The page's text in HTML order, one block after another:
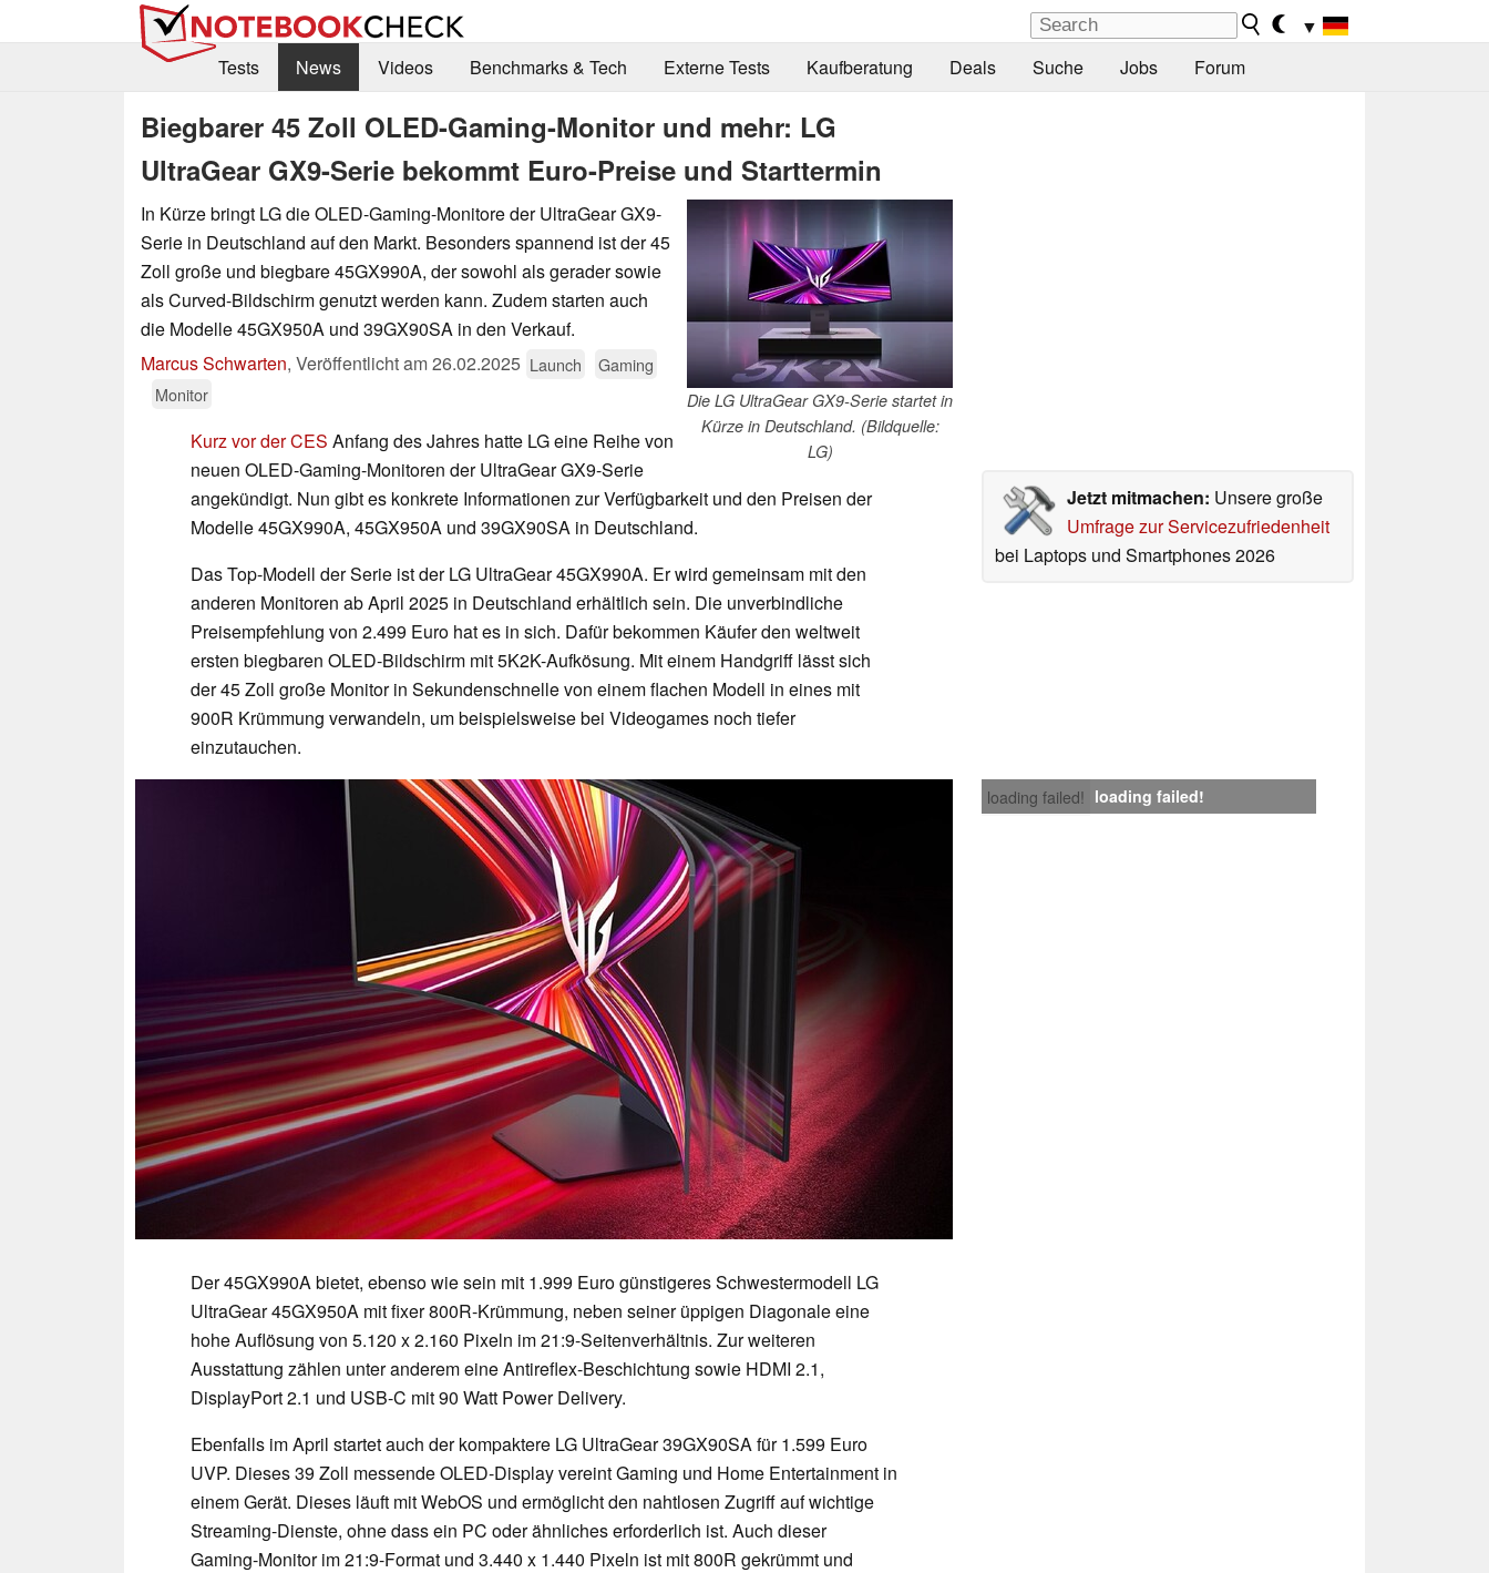
▼
Tests
News Videos Benchmarks & Tech Externe Tests Kaufberatung Deals Suche Jobs Forum
Biegbarer 45 Zoll OLED-Gaming-Monitor und mehr: LG
UltraGear GX9-Serie bekommt Euro-Preise und Starttermin
Die LG UltraGear GX9-Serie startet in
Kürze in Deutschland. (Bildquelle:
LG)
In Kürze bringt LG die OLED-Gaming-Monitore der UltraGear GX9-
Serie in Deutschland auf den Markt. Besonders spannend ist der 45
Zoll große und biegbare 45GX990A, der sowohl als gerader sowie
als Curved-Bildschirm genutzt werden kann. Zudem starten auch
die Modelle 45GX950A und 39GX90SA in den Verkauf.
Marcus Schwarten, Veröffentlicht am26.02.2025 Launch
Gaming
Monitor
Jetzt mitmachen: Unsere große
Umfrage zur Servicezufriedenheit
bei Laptops und Smartphones 2026
Kurz vor der CES Anfang des Jahres hatte LG eine Reihe von
neuen OLED-Gaming-Monitoren der UltraGear GX9-Serie
angekündigt. Nun gibt es konkrete Informationen zur Verfügbarkeit und den Preisen der
Modelle 45GX990A, 45GX950A und 39GX90SA in Deutschland.
Das Top-Modell der Serie ist der LG UltraGear 45GX990A. Er wird gemeinsam mit den
anderen Monitoren ab April 2025 in Deutschland erhältlich sein. Die unverbindliche
Preisempfehlung von 2.499 Euro hat es in sich. Dafür bekommen Käufer den weltweit
ersten biegbaren OLED-Bildschirm mit 5K2K-Aufkösung. Mit einem Handgriff lässt sich
der 45 Zoll große Monitor in Sekundenschnelle von einem flachen Modell in eines mit
900R Krümmung verwandeln, um beispielsweise bei Videogames noch tiefer
einzutauchen.
loading failed! loading failed!
Der 45GX990A bietet, ebenso wie sein mit 1.999 Euro günstigeres Schwestermodell LG
UltraGear 45GX950A mit fixer 800R-Krümmung, neben seiner üppigen Diagonale eine
hohe Auflösung von 5.120 x 2.160 Pixeln im 21:9-Seitenverhältnis. Zur weiteren
Ausstattung zählen unter anderem eine Antireflex-Beschichtung sowie HDMI 2.1,
DisplayPort 2.1 und USB-C mit 90 Watt Power Delivery.
Ebenfalls im April startet auch der kompaktere LG UltraGear 39GX90SA für 1.599 Euro
UVP. Dieses 39 Zoll messende OLED-Display vereint Gaming und Home Entertainment in
einem Gerät. Dieses läuft mit WebOS und ermöglicht den nahtlosen Zugriff auf wichtige
Streaming-Dienste, ohne dass ein PC oder ähnliches erforderlich ist. Auch dieser
Gaming-Monitor im 21:9-Format und 3.440 x 1.440 Pixeln ist mit 800R gekrümmt und